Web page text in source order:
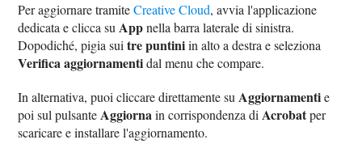
Per aggiornare tramiteCreative Cloud, avvia l'applicazione
dedicata e clicca su Appnella barra laterale di sinistra.
Dopodiché, pigia suitre puntiniin alto a destra e seleziona
Verifica aggiornamentidal menu che compare.
In alternativa, puoi cliccare direttamente su Aggiornamentie
poi sul pulsante Aggiornain corrispondenza di Acrobatper
scaricare e installare l'aggiornamento.